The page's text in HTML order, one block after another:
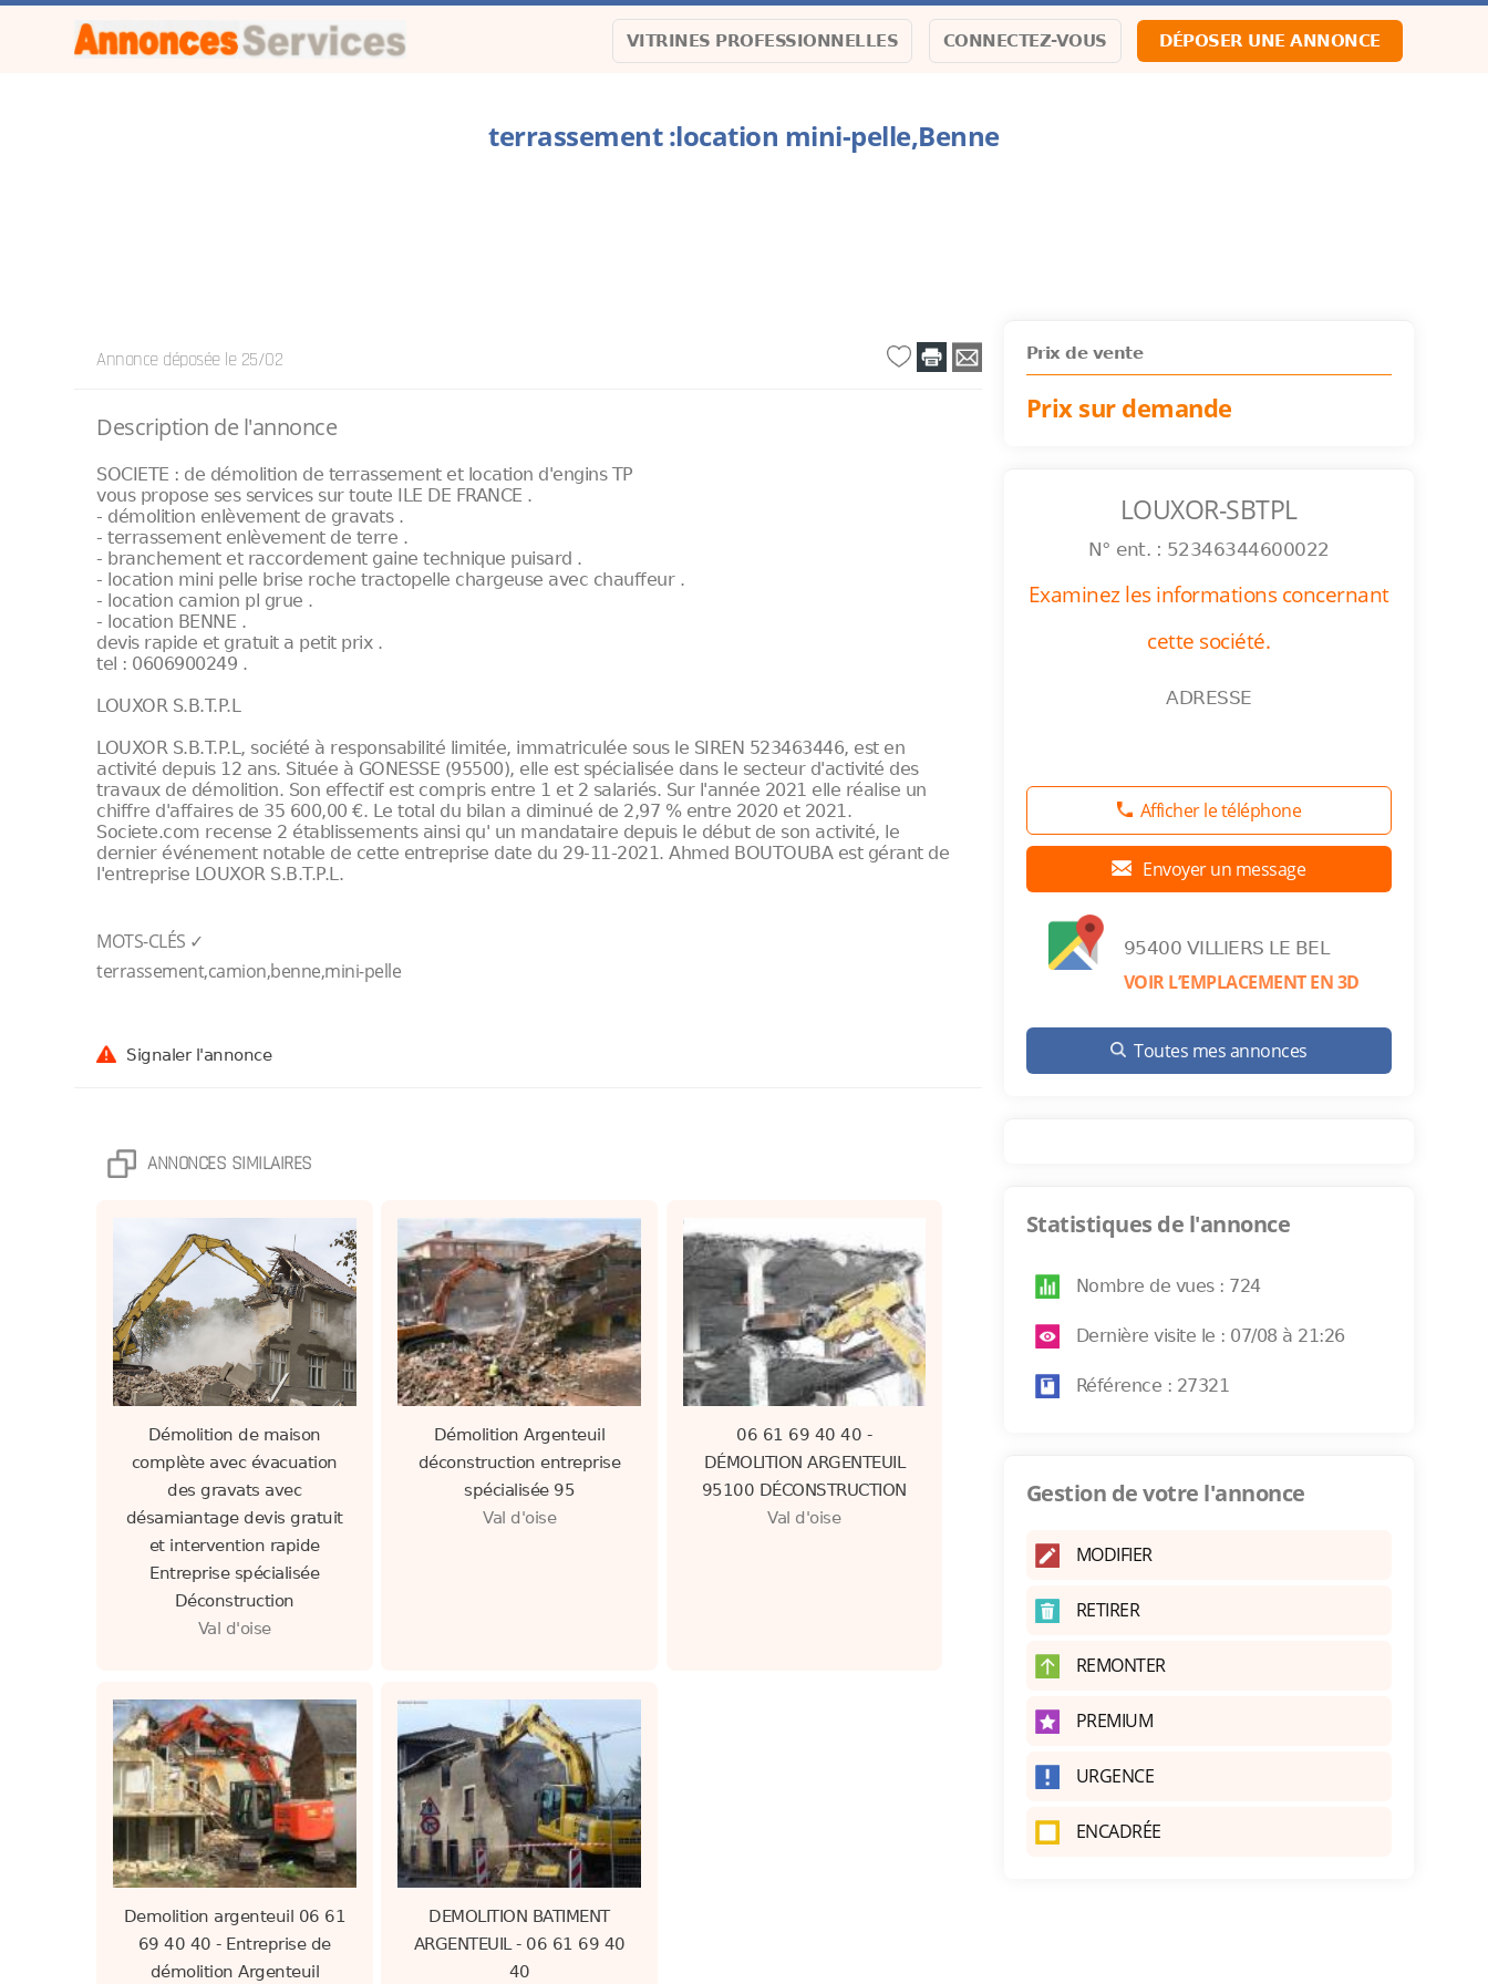
VITRINES PROFESSIONNELLES CONNECTEZ-VOUS DÉPOSER UNE ANNONCE
terrassement :location mini-pelle,Benne
Annonce déposée le 25/02
Description de l'annonce
SOCIETE : de démolition de terrassement et location d'engins TP
vous propose ses services sur toute ILE DE FRANCE .
- démolition enlèvement de gravats .
- terrassement enlèvement de terre .
- branchement et raccordement gaine technique puisard .
- location mini pelle brise roche tractopelle chargeuse avec chauffeur .
- location camion pl grue .
- location BENNE .
devis rapide et gratuit a petit prix .
tel : 0606900249 .
LOUXOR S.B.T.P.L
LOUXOR S.B.T.P.L, société à responsabilité limitée, immatriculée sous le SIREN 523463446, est en
activité depuis 12 ans. Située à GONESSE (95500), elle est spécialisée dans le secteur d'activité des
travaux de démolition. Son effectif est compris entre 1 et 2 salariés. Sur l'année 2021 elle réalise un
chiffre d'affaires de 35 600,00 €. Le total du bilan a diminué de 2,97 % entre 2020 et 2021.
Societe.com recense 2 établissements ainsi qu' un mandataire depuis le début de son activité, le
dernier événement notable de cette entreprise date du 29-11-2021. Ahmed BOUTOUBA est gérant de
l'entreprise LOUXOR S.B.T.P.L.
MOTS-CLÉS ✓
terrassement,camion,benne,mini-pelle
Signaler l'annonce
ANNONCES SIMILAIRES
Démolition de maison
complète avec évacuation
des gravats avec
désamiantage devis gratuit
et intervention rapide
Entreprise spécialisée
Déconstruction
Val d'oise
Démolition Argenteuil
déconstruction entreprise
spécialisée 95
Val d'oise
06 61 69 40 40 -
DÉMOLITION ARGENTEUIL
95100 DÉCONSTRUCTION
Val d'oise
Demolition argenteuil 06 61
69 40 40 - Entreprise de
démolition Argenteuil
DEMOLITION BATIMENT
ARGENTEUIL - 06 61 69 40
40
Prix de vente
Prix sur demande
LOUXOR-SBTPL
N° ent. : 52346344600022
Examinez les informations concernant
cette société.
ADRESSE
Afficher le téléphone
Envoyer un message
95400 VILLIERS LE BEL
VOIR L’EMPLACEMENT EN 3D
Toutes mes annonces
Statistiques de l'annonce
Nombre de vues : 724
Dernière visite le : 07/08 à 21:26
Référence : 27321
Gestion de votre l'annonce
MODIFIER
RETIRER
REMONTER
PREMIUM
URGENCE
ENCADRÉE